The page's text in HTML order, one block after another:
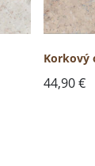
Korkový
44,90€